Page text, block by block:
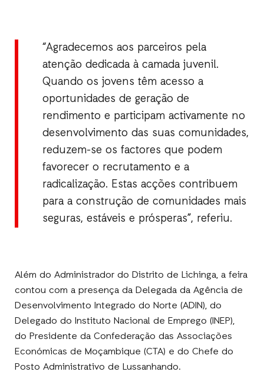
“Agradecemos aos parceiros pela
atenção dedicada à camada juvenil.
Quando os jovens têm acesso a
oportunidades de geração de
rendimento e participam activamente no
desenvolvimento das suas comunidades,
reduzem-se os factores que podem
favorecer o recrutamento e a
radicalização. Estas acções contribuem
para a construção de comunidades mais
seguras, estáveis e prósperas”, referiu.
Além do Administrador do Distrito de Lichinga, a feira
contou com a presença da Delegada da Agência de
Desenvolvimento Integrado do Norte (ADIN), do
Delegado do Instituto Nacional de Emprego (INEP),
do Presidente da Confederação das Associações
Económicas de Moçambique (CTA) e do Chefe do
Posto Administrativo de Lussanhando.